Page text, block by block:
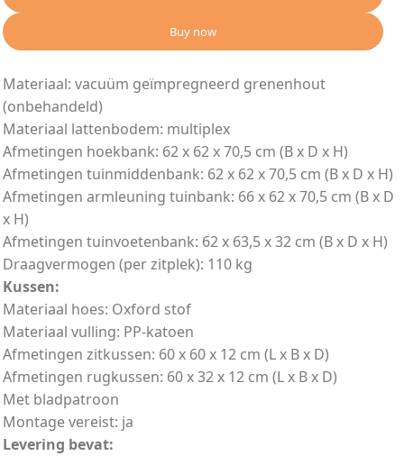
Buy now
Materiaal: vacuüm geïmpregneerd grenenhout
(onbehandeld)
Materiaal lattenbodem: multiplex
Afmetingen hoekbank: 62 x 62 x 70,5 cm (B x D x H)
Afmetingen tuinmiddenbank: 62 x 62 x 70,5 cm (B x D x H)
Afmetingen armleuning tuinbank: 66 x 62 x 70,5 cm (B x D
x H)
Afmetingen tuinvoetenbank: 62 x 63,5 x 32 cm (B x D x H)
Draagvermogen (per zitplek): 110 kg
Kussen:
Materiaal hoes: Oxford stof
Materiaal vulling: PP-katoen
Afmetingen zitkussen: 60 x 60 x 12 cm (L x B x D)
Afmetingen rugkussen: 60 x 32 x 12 cm (L x B x D)
Met bladpatroon
Montage vereist: ja
Levering bevat: